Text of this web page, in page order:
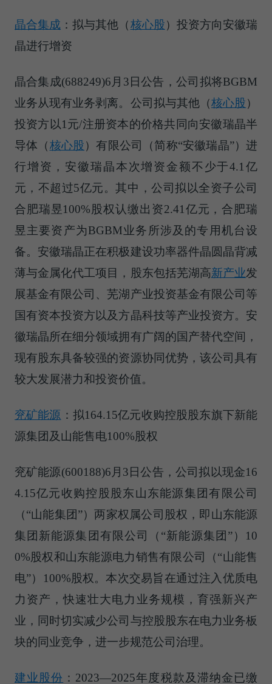
晶合集成 ：拟与其他（核心股） 投资方向安徽瑞
晶进行增资
晶合集成(688249)6月3日公告，公司拟将BGBM
业务从现有业务剥离。公司拟与其他（核心股）
投资方以1元/注册资本的价格共同向安徽瑞晶半
导体（核心股）有限公司（简称“安徽瑞晶”）进
行增资，安徽瑞晶本次增资金额不少于4.1亿
元，不超过5亿元。其中，公司拟以全资子公司
合肥瑞昱100%股权认缴出资2.41亿元，合肥瑞
昱主要资产为BGBM业务所涉及的专用机台设
备。安徽瑞晶正在积极建设功率器件晶圆晶背减
薄与金属化代工项目，股东包括芜湖高新产业发
展基金有限公司、芜湖产业投资基金有限公司等
国有资本投资方以及方晶科技等产业投资方。安
徽瑞晶所在细分领域拥有广阔的国产替代空间，
现有股东具备较强的资源协同优势，该公司具有
较大发展潜力和投资价值。
兖矿能源 ：拟164.15亿元收购控股股东旗下新能
源集团及山能售电100%股权
兖矿能源(600188)6月3日公告，公司拟以现金16
4.15亿元收购控股股东山东能源集团有限公司
（“山能集团”）两家权属公司股权，即山东能源
集团新能源集团有限公司（“新能源集团”）10
0%股权和山东能源电力销售有限公司（“山能售
电”）100%股权。本次交易旨在通过注入优质电
力资产，快速壮大电力业务规模，育强新兴产
业，同时切实减少公司与控股股东在电力业务板
块的同业竞争，进一步规范公司治理。
建业股份 ：2023—2025年度税款及滞纳金已缴